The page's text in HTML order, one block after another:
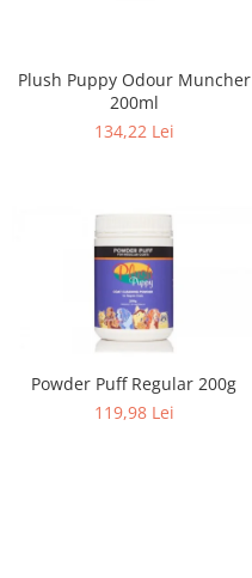
Plush Puppy Odour Muncher
200ml
134,22 Lei
Powder Puff Regular 200g
119,98 Lei